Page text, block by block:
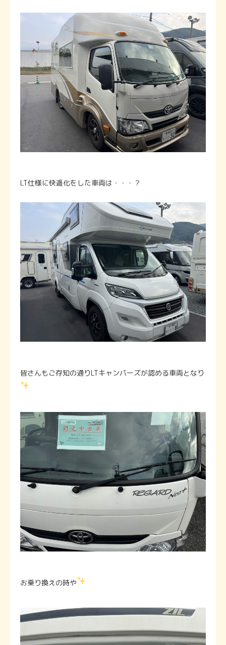
LT仕様に快適化をした車両は・・・？
皆さんもご存知の通りLTキャンパーズが認める車両となり
お乗り換えの時や